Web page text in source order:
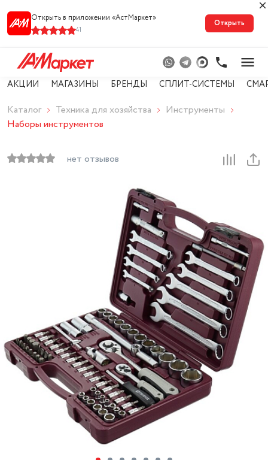
Открыть в приложении «АстМарке‪т‬»
41
Открыть
АКЦИИ МАГАЗИНЫ БРЕНДЫ СПЛИТ-СИСТЕМЫ
Каталог Техника для хозяйства
Инструменты
Наборы инструментов
нет отзывов